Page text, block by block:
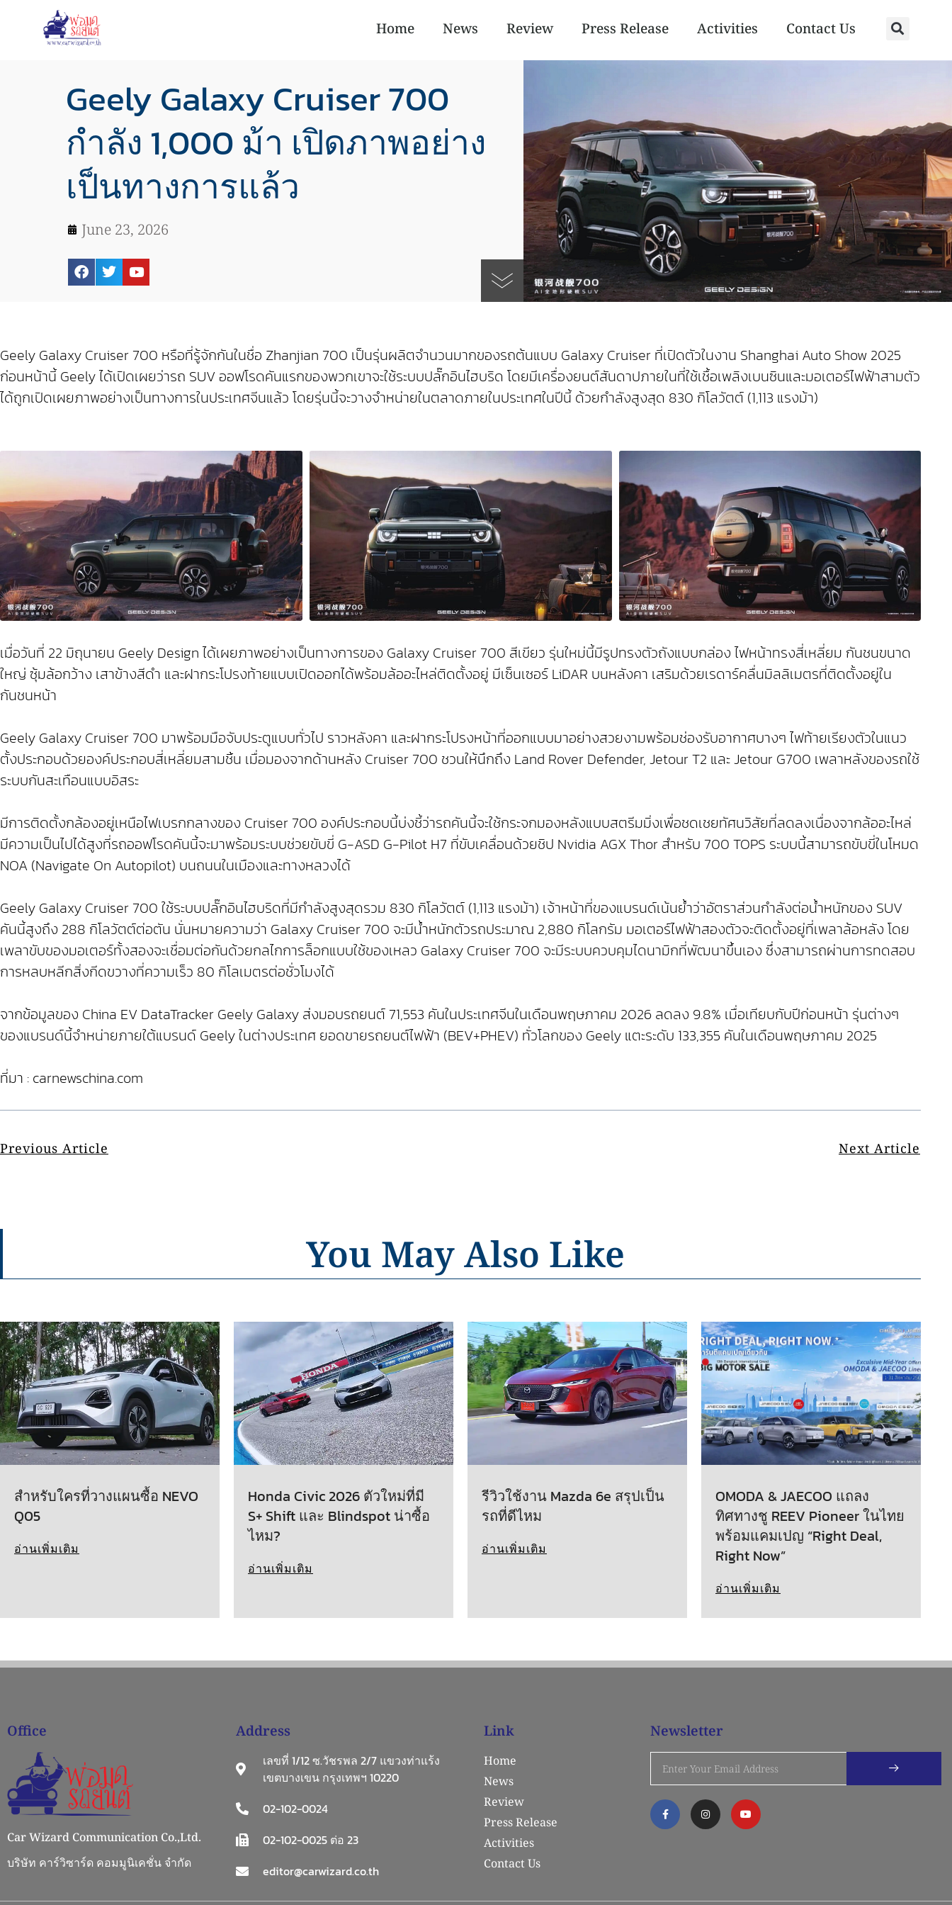
Home News Review Press Release Activities Contact Us
Geely Galaxy Cruiser 700
กำลัง 1,000 ม้า เปิดภาพอย่าง
เป็นทางการแล้ว
June 23, 2026
Geely Galaxy Cruiser 700 หรือที่รู้จักกันในชื่อ Zhanjian 700 เป็นรุ่นผลิตจำนวนมากของรถต้นแบบ Galaxy Cruiser ที่เปิดตัวในงาน Shanghai Auto Show 2025
ก่อนหน้านี้ Geely ได้เปิดเผยว่ารถ SUV ออฟโรดคันแรกของพวกเขาจะใช้ระบบปลั๊กอินไฮบริด โดยมีเครื่องยนต์สันดาปภายในที่ใช้เชื้อเพลิงเบนซินและมอเตอร์ไฟฟ้าสามตัว
ได้ถูกเปิดเผยภาพอย่างเป็นทางการในประเทศจีนแล้ว โดยรุ่นนี้จะวางจำหน่ายในตลาดภายในประเทศในปีนี้ ด้วยกำลังสูงสุด 830 กิโลวัตต์ (1,113 แรงม้า)
เมื่อวันที่ 22 มิถุนายน Geely Design ได้เผยภาพอย่างเป็นทางการของ Galaxy Cruiser 700 สีเขียว รุ่นใหม่นี้มีรูปทรงตัวถังแบบกล่อง ไฟหน้าทรงสี่เหลี่ยม กันชนขนาด
ใหญ่ ซุ้มล้อกว้าง เสาข้างสีดำ และฝากระโปรงท้ายแบบเปิดออกได้พร้อมล้ออะไหล่ติดตั้งอยู่ มีเซ็นเซอร์ LiDAR บนหลังคา เสริมด้วยเรดาร์คลื่นมิลลิเมตรที่ติดตั้งอยู่ใน
กันชนหน้า
Geely Galaxy Cruiser 700 มาพร้อมมือจับประตูแบบทั่วไป ราวหลังคา และฝากระโปรงหน้าที่ออกแบบมาอย่างสวยงามพร้อมช่องรับอากาศบางๆ ไฟท้ายเรียงตัวในแนว
ตั้งประกอบด้วยองค์ประกอบสี่เหลี่ยมสามชิ้น เมื่อมองจากด้านหลัง Cruiser 700 ชวนให้นึกถึง Land Rover Defender, Jetour T2 และ Jetour G700 เพลาหลังของรถใช้
ระบบกันสะเทือนแบบอิสระ
มีการติดตั้งกล้องอยู่เหนือไฟเบรกกลางของ Cruiser 700 องค์ประกอบนี้บ่งชี้ว่ารถคันนี้จะใช้กระจกมองหลังแบบสตรีมมิ่งเพื่อชดเชยทัศนวิสัยที่ลดลงเนื่องจากล้ออะไหล่
มีความเป็นไปได้สูงที่รถออฟโรดคันนี้จะมาพร้อมระบบช่วยขับขี่ G-ASD G-Pilot H7 ที่ขับเคลื่อนด้วยชิป Nvidia AGX Thor สำหรับ 700 TOPS ระบบนี้สามารถขับขี่ในโหมด
NOA (Navigate On Autopilot) บนถนนในเมืองและทางหลวงได้
Geely Galaxy Cruiser 700 ใช้ระบบปลั๊กอินไฮบริดที่มีกำลังสูงสุดรวม 830 กิโลวัตต์ (1,113 แรงม้า) เจ้าหน้าที่ของแบรนด์เน้นย้ำว่าอัตราส่วนกำลังต่อน้ำหนักของ SUV
คันนี้สูงถึง 288 กิโลวัตต์ต่อตัน นั่นหมายความว่า Galaxy Cruiser 700 จะมีน้ำหนักตัวรถประมาณ 2,880 กิโลกรัม มอเตอร์ไฟฟ้าสองตัวจะติดตั้งอยู่ที่เพลาล้อหลัง โดย
เพลาขับของมอเตอร์ทั้งสองจะเชื่อมต่อกันด้วยกลไกการล็อกแบบใช้ของเหลว Galaxy Cruiser 700 จะมีระบบควบคุมไดนามิกที่พัฒนาขึ้นเอง ซึ่งสามารถผ่านการทดสอบ
การหลบหลีกสิ่งกีดขวางที่ความเร็ว 80 กิโลเมตรต่อชั่วโมงได้
จากข้อมูลของ China EV DataTracker Geely Galaxy ส่งมอบรถยนต์ 71,553 คันในประเทศจีนในเดือนพฤษภาคม 2026 ลดลง 9.8% เมื่อเทียบกับปีก่อนหน้า รุ่นต่างๆ
ของแบรนด์นี้จำหน่ายภายใต้แบรนด์ Geely ในต่างประเทศ ยอดขายรถยนต์ไฟฟ้า (BEV+PHEV) ทั่วโลกของ Geely แตะระดับ 133,355 คันในเดือนพฤษภาคม 2025
ที่มา : carnewschina.com
Previous Article Next Article
You May Also Like
สำหรับใครที่วางแผนซื้อ NEVO
Q05
อ่านเพิ่มเติม
Honda Civic 2026 ตัวใหม่ที่มี
S+ Shift และ Blindspot น่าซื้อ
ไหม?
อ่านเพิ่มเติม
รีวิวใช้งาน Mazda 6e สรุปเป็น
รถที่ดีไหม
อ่านเพิ่มเติม
OMODA & JAECOO แถลง
ทิศทางชู REEV Pioneer ในไทย
พร้อมแคมเปญ “Right Deal,
Right Now”
อ่านเพิ่มเติม
Office
Car Wizard Communication Co.,Ltd.
บริษัท คาร์วิซาร์ด คอมมูนิเคชั่น จำกัด
Address
เลขที่ 1/12 ซ.วัชรพล 2/7 แขวงท่าแร้ง
เขตบางเขน กรุงเทพฯ 10220
02-102-0024
02-102-0025 ต่อ 23
editor@carwizard.co.th
Link
Home
News
Review
Press Release
Activities
Contact Us
Newsletter